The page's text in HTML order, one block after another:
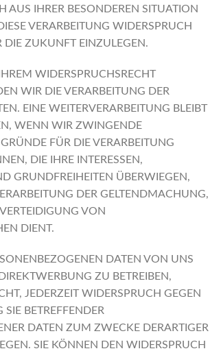
AUS IHRER BESONDEREN SITUATION
VERARBEITUNG WIDERSPRUCH
DIE ZUKUNFT EINZULEGEN.
WIDERSPRUCHSRECHT
WIR DIE VERARBEITUNG DER
EINE WEITERVERARBEITUNG BLEIBT
WENN WIR ZWINGENDE
FÜR DIE VERARBEITUNG
DIE IHRE INTERESSEN,
GRUNDFREIHEITEN ÜBERWIEGEN,
DER GELTENDMACHUNG,
VON
DIENT.
DATEN VON UNS
ZU BETREIBEN,
JEDERZEIT WIDERSPRUCH GEGEN
SIE BETREFFENDER
DATEN ZUM ZWECKE DERARTIGER
SIE KÖNNEN DEN WIDERSPRUCH